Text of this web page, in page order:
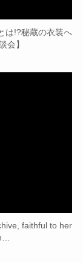
は!?秘蔵の衣装へ
会】
faithful to her